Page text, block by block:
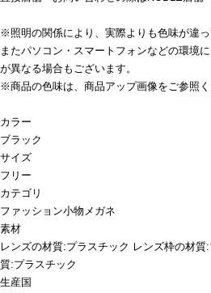
※照明の関係により、実際よりも色味が違っ
またパソコン・スマートフォンなどの環境
が異なる場合もございます。
※商品の色味は、商品アップ画像をご参照く
カラー
ブラック
サイズ
フリー
カテゴリ
ファッション小物 メガネ
素材
レンズの材質:プラスチック レンズ枠の材
質:プラスチック
生産国